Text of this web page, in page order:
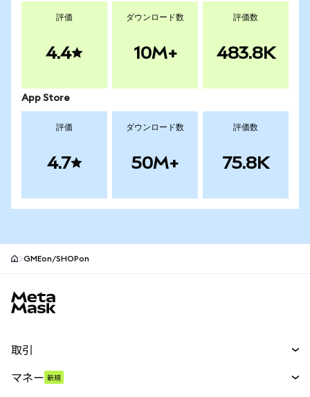
評価
4.4
ダウンロード数
10M+
評価数
483.8K
App Store
評価
4.7
ダウンロード数
50M+
評価数
75.8K
GMEon/SHOPon
取引
マネー 新規